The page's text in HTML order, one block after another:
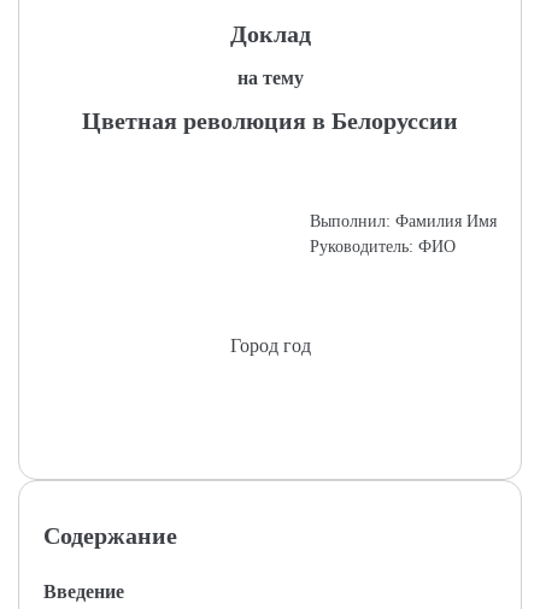
Доклад
на тему
Цветная революция в Белоруссии
Выполнил: Фамилия Имя
Руководитель: ФИО
Город год
Содержание
Введение